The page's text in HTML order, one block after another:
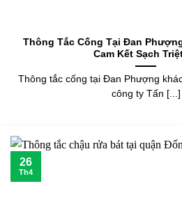
Thông Tắc Cống Tại Đan
Cam Kết Sạch
Thông tắc cống tại Đan Phượng
công ty Tấn [...]
26
Th4